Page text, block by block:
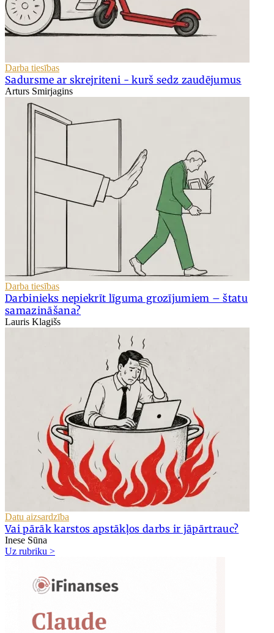
Darba tiesības
Sadursme ar skrejriteni - kurš sedz zaudējumus
Arturs Smirjagins
Darba tiesības
Darbinieks nepiekrīt līguma grozījumiem – štatu
samazināšana?
Lauris Klagišs
Datu aizsardzība
Vai pārāk karstos apstākļos darbs ir jāpārtrauc?
Inese Sūna
Uz rubriku >